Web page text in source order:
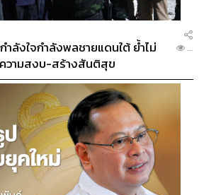
ำลังใจกำลังพลชายแดนใต้ ย้ำไม่
ความสงบ-สร้างสันติสุข
...